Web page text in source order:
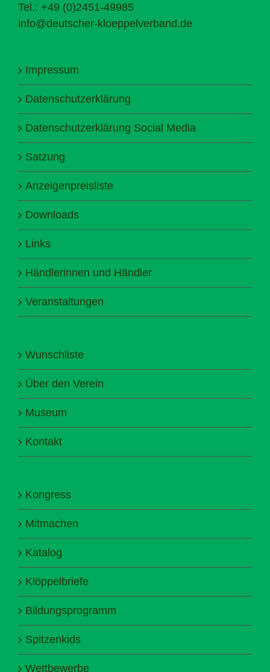
Tel.: +49 (0)2451-49985
info@deutscher-kloeppelverband.de
Impressum
Datenschutzerklärung
Datenschutzerklärung Social Media
Satzung
Anzeigenpreisliste
Downloads
Links
Händlerinnen und Händler
Veranstaltungen
Wunschliste
Über den Verein
Museum
Kontakt
Kongress
Mitmachen
Katalog
Klöppelbriefe
Bildungsprogramm
Spitzenkids
Wettbewerbe